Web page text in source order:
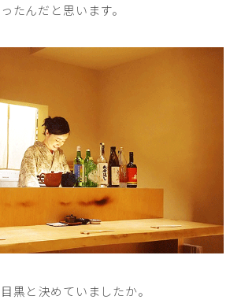
たんだと思います。
黒と決めていましたか。